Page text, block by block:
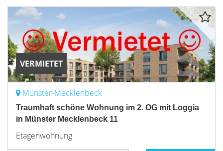
VERMIETET
Münster-Mecklenbeck
Traumhaft schöne Wohnung im 2. OG mit Loggia
in Münster Mecklenbeck 11
Etagenwohnung